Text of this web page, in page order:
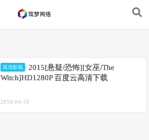
高清影视
2015[悬疑/恐怖][女巫/The
Witch]HD1280P 百度云高清下载
2016-04-19